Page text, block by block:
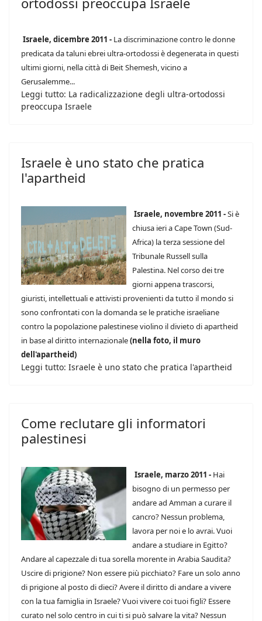
Israele, dicembre 2011 - La discriminazione contro le donne
predicata da taluni ebrei ultra-ortodossi è degenerata in questi
ultimi giorni, nella città di Beit Shemesh, vicino a
Gerusalemme...
Leggi tutto: La radicalizzazione degli ultra-ortodossi
preoccupa Israele
Israele è uno stato che pratica
l'apartheid
Israele, novembre 2011 -Si è
chiusa ieri a Cape Town (Sud-
Africa) la terza sessione del
Tribunale Russell sulla
Palestina. Nel corso dei tre
giorni appena trascorsi,
giuristi, intellettuali e attivisti provenienti da tutto il mondo si
sono confrontati con la domanda se le pratiche israeliane
contro la popolazione palestinese violino il divieto di apartheid
in base al diritto internazionale(nella foto, il muro
dell'apartheid)
Leggi tutto: Israele è uno stato che pratica l'apartheid
Come reclutare gli informatori
palestinesi
Israele, marzo 2011 - Hai
bisogno di un permesso per
andare ad Amman a curare il
cancro? Nessun problema,
lavora per noi e lo avrai. Vuoi
andare a studiare in Egitto?
Andare al capezzale di tua sorella morente in Arabia Saudita?
Uscire di prigione? Non essere più picchiato? Fare un solo anno
di prigione al posto di dieci? Avere il diritto di andare a vivere
con la tua famiglia in Israele? Vuoi vivere coi tuoi figli? Essere
curato nel solo centro in cui ti si può salvare la vita? Nessun